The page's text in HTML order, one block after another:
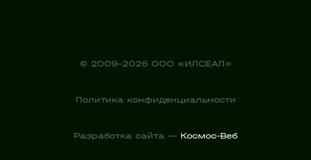
© 2009-2026 ООО «ИЛСЕАЛ»
Политика конфиденциальности
Разработка сайта — Космос-Веб